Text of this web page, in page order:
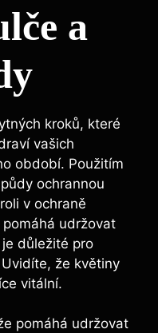
a
kroků, které
vašich
období. Použitím
ochrannou
v ochraně
pomáhá udržovat
důležité pro
že květiny
vitální.
pomáhá udržovat